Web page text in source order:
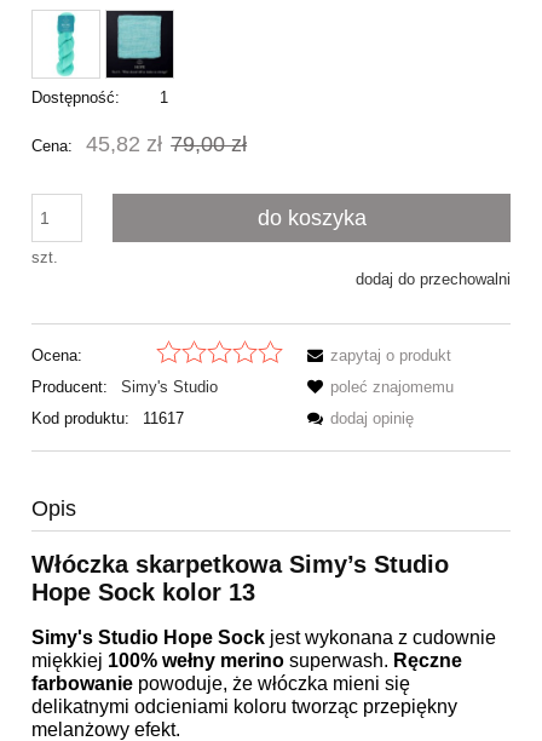
Dostępność: 1
Cena: 45,82 zł 79,00 zł
szt.
do koszyka
dodaj do przechowalni
Ocena:
Producent:
Simy's Studio
Kod produktu:
11617
zapytaj o produkt
poleć znajomemu
dodaj opinię
Opis
Włóczka skarpetkowa Simy’s Studio
Hope Sock kolor 13
Simy's Studio Hope Sock jest wykonana z cudownie
miękkiej 100% wełny merino superwash. Ręczne
farbowanie powoduje, że włóczka mieni się
delikatnymi odcieniami koloru tworząc przepiękny
melanżowy efekt.